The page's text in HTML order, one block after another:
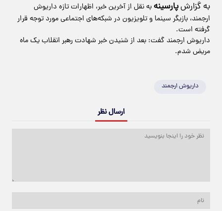
به گزارشپارسینهبه نقل از آخرین خبر، اظهارات تازه داریوش
ارجمند، بازیگر سینما و تلویزیون در شبکه‌های اجتماعی مورد توجه قرار
گرفته است.
داریوش ارجمند گفت: بعد از شنیدن خبر شهادت رهبر انقلاب یک ماه
مریض شدم.
داریوش ارجمند
ارسال نظر